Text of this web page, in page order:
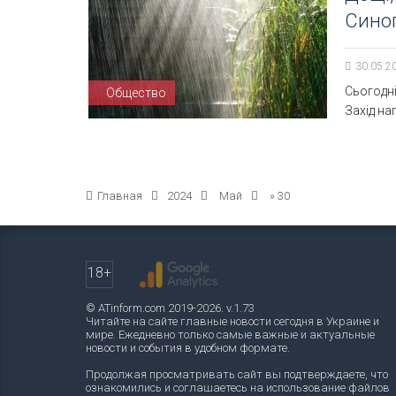
Общество
Захід
Главная 2024 Май » 30
18+
© ATinform.com 2019-2026. v.1.73
Читайте на сайте главные новости сегодня в Украине и
мире. Ежедневно только самые важные и актуальные
новости и события в удобном формате.
Продолжая просматривать сайт вы подтверждаете, что
ознакомились и соглашаетесь на использование файлов